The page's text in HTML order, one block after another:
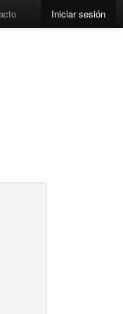
Iniciar sesión